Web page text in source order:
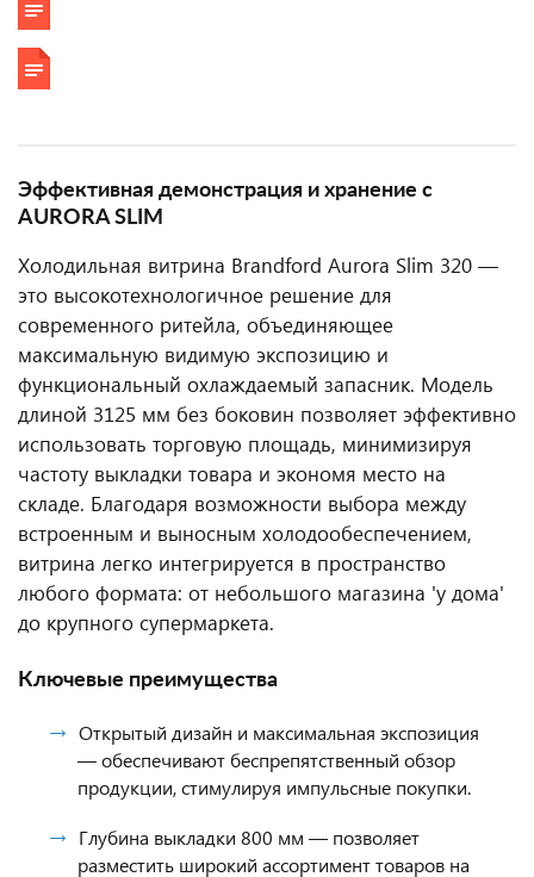
Эффективная демонстрация и хранение с
AURORA SLIM
Холодильная витрина Brandford Aurora Slim 320 —
это высокотехнологичное решение для
современного ритейла, объединяющее
максимальную видимую экспозицию и
функциональный охлаждаемый запасник. Модель
длиной 3125 мм без боковин позволяет эффективно
использовать торговую площадь, минимизируя
частоту выкладки товара и экономя место на
складе. Благодаря возможности выбора между
встроенным и выносным холодообеспечением,
витрина легко интегрируется в пространство
любого формата: от небольшого магазина 'у дома'
до крупного супермаркета.
Ключевые преимущества
Открытый дизайн и максимальная экспозиция
— обеспечивают беспрепятственный обзор
продукции, стимулируя импульсные покупки.
Глубина выкладки 800 мм — позволяет
разместить широкий ассортимент товаров на